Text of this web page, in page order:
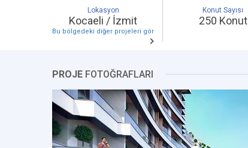
Lokasyon
Kocaeli / İzmit
Bu bölgedeki diğer projeleri gör
Konut Sayısı
250 Konut
PROJE FOTOĞRAFLARI